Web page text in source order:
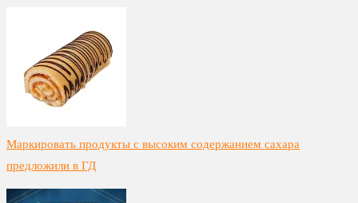
Маркировать продукты с высоким содержанием сахара
предложили в ГД